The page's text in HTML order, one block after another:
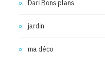
Dari Bons plans
jardin
ma déco